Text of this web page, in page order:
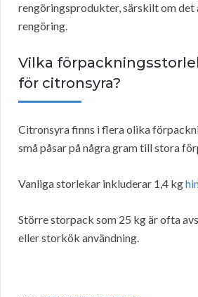
rengöringsprodukter, särskilt om
rengöring.
Vilka
för citronsyra?
Citronsyra finns i flera olika
små påsar på några gram till stora
Vanliga storlekar inkluderar 1,4 kg
Större storpack som 25 kg är ofta
eller storkök användning.